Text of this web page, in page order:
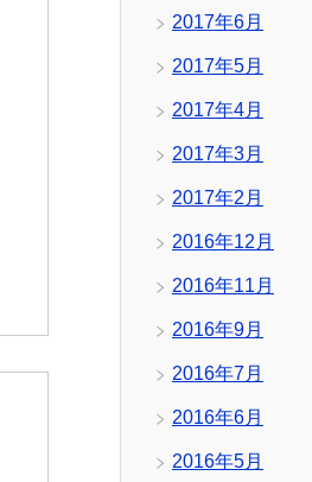
2017年6月
2017年5月
2017年4月
2017年3月
2017年2月
2016年12月
2016年11月
2016年9月
2016年7月
2016年6月
2016年5月